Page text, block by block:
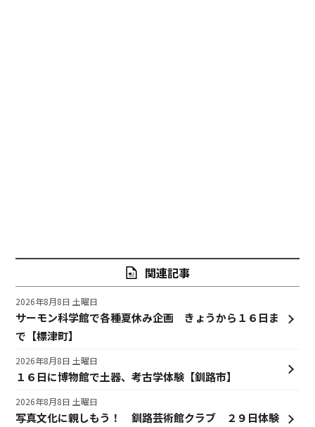
関連記事
サーモン科学館で各種夏休み企画 きょうから１６日ま
で【標津町】
2026年8月8日 土曜日
１６日に博物館で土器、考古学体験【釧路市】
2026年8月8日 土曜日
写真文化に親しもう！ 釧路芸術館クラブ ２９日体験
2026年8月8日 土曜日